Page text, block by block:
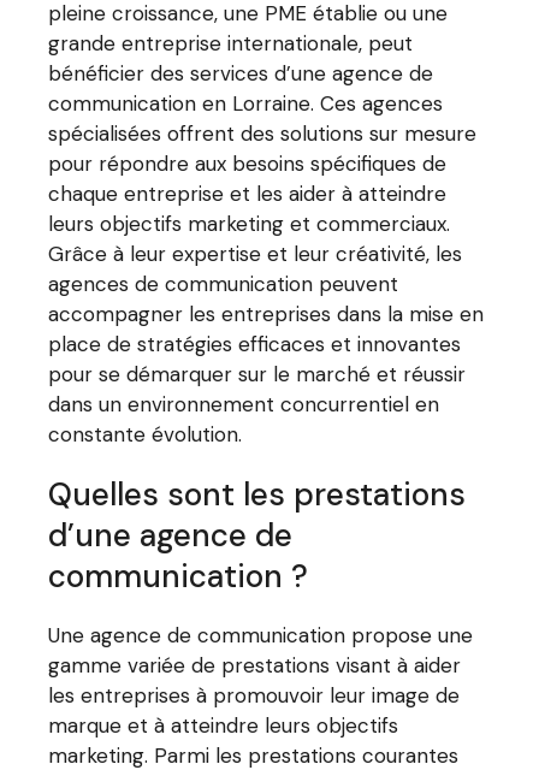
pleine croissance, une PME établie ou une
grande entreprise internationale, peut
bénéficier des services d’une agence de
communication en Lorraine. Ces agences
spécialisées offrent des solutions sur mesure
pour répondre aux besoins spécifiques de
chaque entreprise et les aider à atteindre
leurs objectifs marketing et commerciaux.
Grâce à leur expertise et leur créativité, les
agences de communication peuvent
accompagner les entreprises dans la mise en
place de stratégies efficaces et innovantes
pour se démarquer sur le marché et réussir
dans un environnement concurrentiel en
constante évolution.
Quelles sont les prestations
d’une agence de
communication ?
Une agence de communication propose une
gamme variée de prestations visant à aider
les entreprises à promouvoir leur image de
marque et à atteindre leurs objectifs
marketing. Parmi les prestations courantes